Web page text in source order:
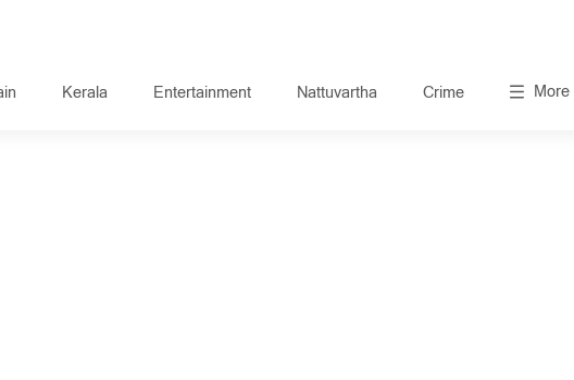
Kerala Entertainment Nattuvartha Crime More